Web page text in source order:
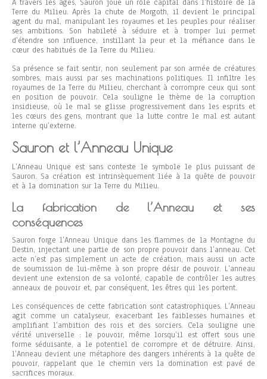
À travers les âges, Sauron joue un rôle capital dans l’histoire de la
Terre du Milieu. Après la chute de Morgoth, il devient le principal
agent du mal, manipulant les royaumes et les peuples pour réaliser
ses ambitions. Son habileté à séduire et à tromper lui permet
d’étendre son influence, instillant la peur et la méfiance dans le
cœur des habitués de la Terre du Milieu.
Sa présence se fait sentir, non seulement par son armée de créatures
sombres, mais aussi par ses machinations politiques. Il infiltre les
royaumes de la Terre du Milieu, cherchant à corrompre ceux qui sont
en position de pouvoir. Cela souligne le thème de la corruption
insidieuse, où le mal se glisse progressivement dans les esprits et
les cœurs des gens, montrant que la lutte contre le mal est autant
interne qu’externe.
Sauron et l’Anneau Unique
L’Anneau Unique est sans conteste le symbole le plus puissant de
Sauron. Sa création est intrinsèquement liée à la quête de pouvoir
et à la domination sur la Terre du Milieu.
La fabrication de l’Anneau et ses
conséquences
Sauron forge l’Anneau Unique dans les flammes de la Montagne du
Destin, injectant une partie de son propre pouvoir dans l’anneau. Cet
acte n’est pas simplement un acte de création, mais aussi un acte
de soumission de lui-même à son propre désir de pouvoir. L’anneau
devient une extension de sa volonté, capable de contrôler les autres
anneaux de pouvoir et, par conséquent, les êtres qui les portent.
Les conséquences de cette fabrication sont catastrophiques. L’Anneau
agit comme un catalyseur, exacerbant les faiblesses humaines et
amplifiant l’ambition des rois et des sorciers. Cela souligne une
vérité universelle : le pouvoir, même lorsqu’il est offert sous une
forme séduisante, a le potentiel de corrompre et de détruire. Ainsi,
l’Anneau devient une métaphore des dangers inhérents à la quête de
pouvoir, rappelant que le chemin vers la domination est pavé de
sacrifices moraux.